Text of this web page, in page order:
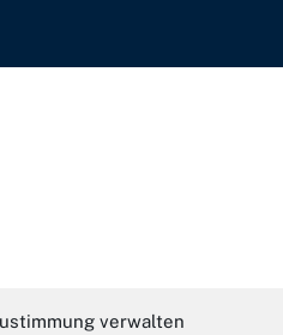
verwalten